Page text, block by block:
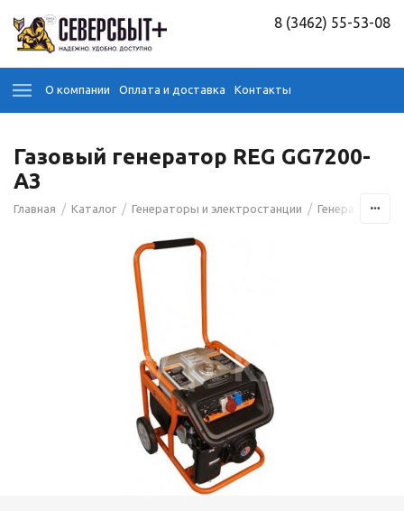
8 (3462) 55-53-08
О компании Оплата и доставка Контакты
Газовый генератор REG GG7200-
A3
Главная / Каталог / Генераторы и электростанции / Генераторы